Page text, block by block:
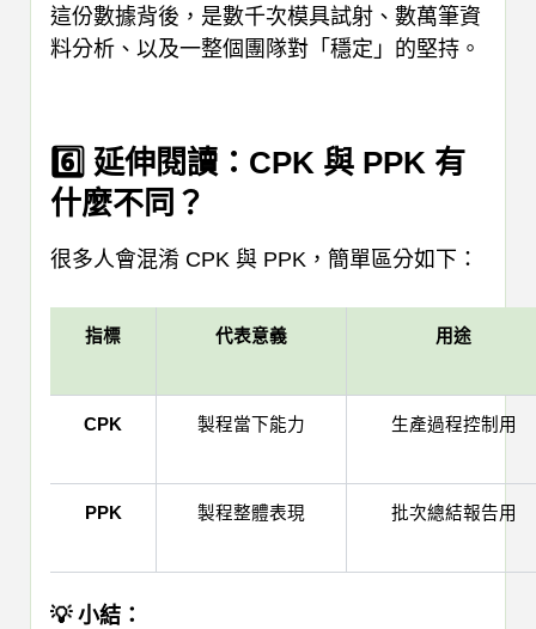
這份數據背後，是數千次模具試射、數萬筆資
料分析、以及一整個團隊對「穩定」的堅持。
6️⃣ 延伸閱讀：CPK 與 PPK 有
什麼不同？
很多人會混淆 CPK 與 PPK，簡單區分如下：
指標 代表意義 用途
CPK 製程當下能力 生產過程控制用
PPK 製程整體表現 批次總結報告用
💡 小結：